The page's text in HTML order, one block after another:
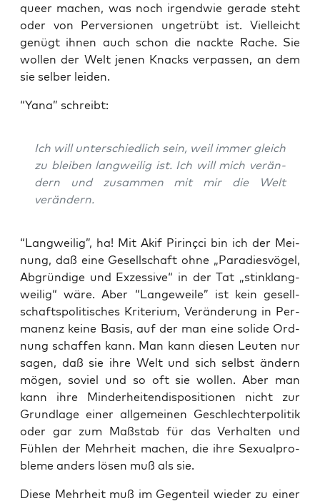
que­er machen, was noch irgend­wie gera­de steht
oder von Per­ver­sio­nen unge­trübt ist. Viel­leicht
genügt ihnen auch schon die nack­te Rache. Sie
wol­len der Welt jenen Knacks ver­pas­sen, an dem
sie sel­ber leiden.
“Yana” schreibt:
Ich will unter­schied­lich sein, weil immer gleich
zu blei­ben lang­wei­lig ist. Ich will mich ver­än­
dern und zusam­men mit mir die Welt
verändern.
“Lang­wei­lig”, ha! Mit Akif Pirin­çci bin ich der Mei­
nung, daß eine Gesell­schaft ohne „Para­dies­vö­gel,
Abgrün­di­ge und Exzes­si­ve“ in der Tat „stink­lang­
wei­lig“ wäre. Aber “Lan­ge­wei­le” ist kein gesell­
schafts­po­li­ti­sches Kri­te­ri­um, Ver­än­de­rung in Per­
ma­nenz kei­ne Basis, auf der man eine soli­de Ord­
nung schaf­fen kann. Man kann die­sen Leu­ten nur
sagen, daß sie ihre Welt und sich selbst ändern
mögen, soviel und so oft sie wol­len. Aber man
kann ihre Min­der­hei­ten­dis­po­si­tio­nen nicht zur
Grund­la­ge einer all­ge­mei­nen Geschlech­ter­po­li­tik
oder gar zum Maß­stab für das Ver­hal­ten und
Füh­len der Mehr­heit machen, die ihre Sexu­al­pro­
ble­me anders lösen muß als sie.
Die­se Mehr­heit muß im Gegen­teil wie­der zu einer